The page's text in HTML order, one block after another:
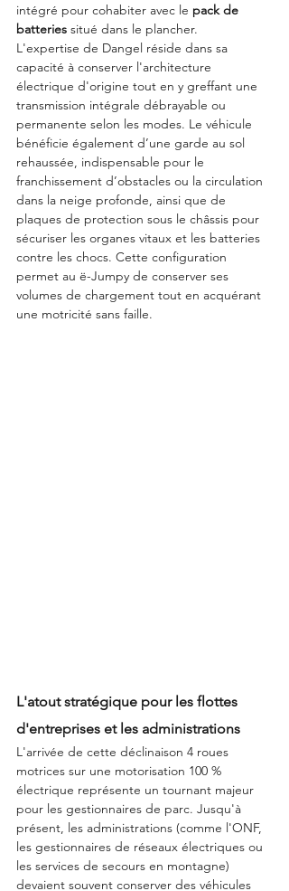
intégré pour cohabiter avec le pack de
batteries situé dans le plancher.
L'expertise de Dangel réside dans sa
capacité à conserver l'architecture
électrique d'origine tout en y greffant une
transmission intégrale débrayable ou
permanente selon les modes. Le véhicule
bénéficie également d’une garde au sol
rehaussée, indispensable pour le
franchissement d’obstacles ou la circulation
dans la neige profonde, ainsi que de
plaques de protection sous le châssis pour
sécuriser les organes vitaux et les batteries
contre les chocs. Cette configuration
permet au ë-Jumpy de conserver ses
volumes de chargement tout en acquérant
une motricité sans faille.
L'atout stratégique pour les flottes
d'entreprises et les administrations
L'arrivée de cette déclinaison 4 roues
motrices sur une motorisation 100 %
électrique représente un tournant majeur
pour les gestionnaires de parc. Jusqu'à
présent, les administrations (comme l'ONF,
les gestionnaires de réseaux électriques ou
les services de secours en montagne)
devaient souvent conserver des véhicules